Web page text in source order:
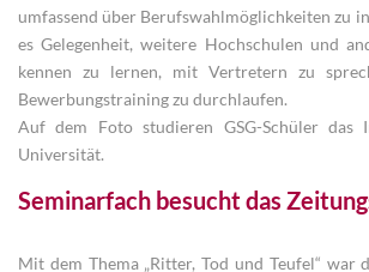
umfassend über Berufswahlmöglichkeiten zu
es Gelegenheit, weitere Hochschulen und
kennen zu lernen, mit Vertretern zu
Bewerbungstraining zu durchlaufen.
Auf dem Foto studieren GSG-Schüler das
Universität.
Seminarfach besucht das
Mit dem Thema „Ritter, Tod und Teufel“ war